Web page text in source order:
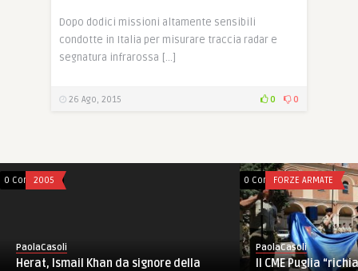
Dopo dodici missioni altamente sensibili
condotte in Italia per misurare traccia radar e
segnatura infrarossa […]
26 Ago, 2015 0 0
0 Comments
2005
PaolaCasoli
Herat, Ismail Khan da signore della
0 CommentsFORZE ARMATE
PaolaCasoli
Il CME Puglia